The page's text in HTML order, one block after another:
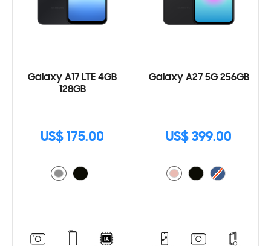
Galaxy A17 LTE 4GB
128GB
US$ 175.00
Galaxy A27 5G 256GB
US$ 399.00